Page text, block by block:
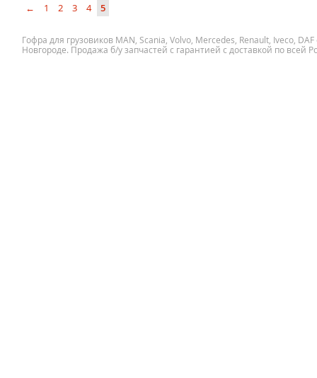
← 1 2 3 4 5
Гофра для грузовиков MAN, Scania, Volvo, Mercedes, Renault, Iveco,
Новгороде. Продажа б/у запчастей с гарантией с доставкой по всей